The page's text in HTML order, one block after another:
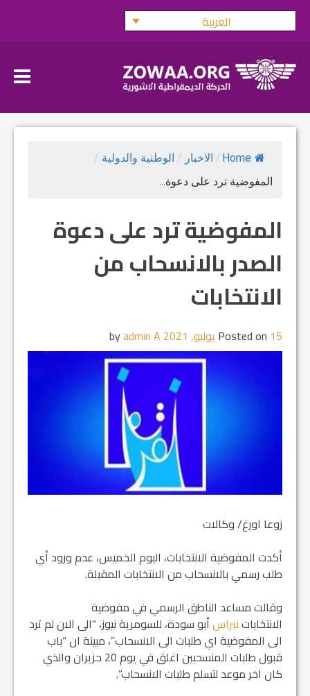
Skip
العربية
Home
/ الاخبار / الوطنية والدولية /
المفوضية ترد على دعوة...
المفوضية ترد على دعوة
الصدر بالانسحاب من
الانتخابات
Posted on 15 يوليو, 2021 admin A
زوعا اورغ/ وكالات
أكدت المفوضية الانتخابات، اليوم الخميس، عدم ورود أي
طلب رسمي بالانسحاب من الانتخابات المقبلة.
وقالت مساعد الناطق الرسمي في مفوضية
الانتخاباتنبراسأبو سودة، للسومرية نيوز، “الى الان لم ترد
الى المفوضية اي طلبات الى الانسحاب”، مبينة ان “باب
قبول طلبات المنسحبين اغلق في يوم 20 حزيران والذي
كان اخر موعد لتسلم طلبات الانسحاب”.